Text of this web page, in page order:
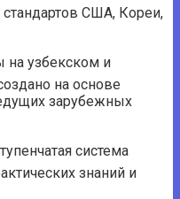
США, Кореи,
на узбекском и
на основе
зарубежных
система
знаний и